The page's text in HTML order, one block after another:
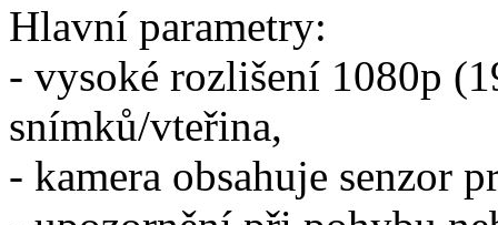
Hlavní parametry:
- vysoké rozlišení 1080p
snímků/vteřina,
- kamera obsahuje senzor